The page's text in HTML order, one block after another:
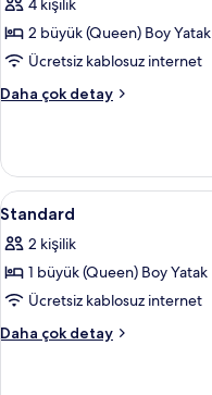
görün
4 kişilik
2 büyük (Queen) Boy Yatak
Ücretsiz kablosuz internet
Daha çok detay
Deluxe
daha
fazla
detay
Standard
için
tüm
fotoğrafları
görün
17
Standard
2 kişilik
1 büyük (Queen) Boy Yatak
Ücretsiz kablosuz internet
Daha çok detay
Standard